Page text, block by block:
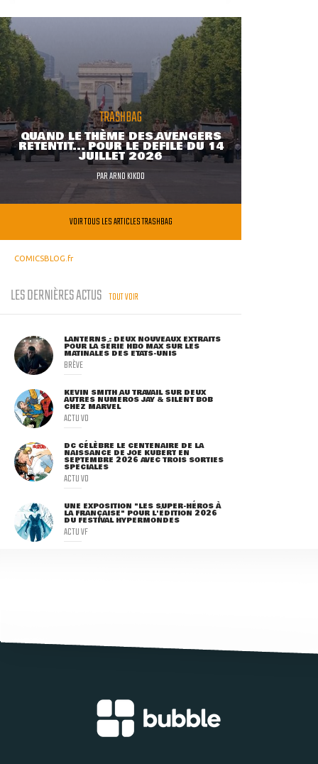
TRASHBAG
QUAND LE THÈME DES AVENGERS
RETENTIT... POUR LE DÉFILÉ DU 14
JUILLET 2026
PARARNO KIKOO
VOIR TOUS LES ARTICLES TRASHBAG
COMICSBLOG.fr
LES DERNIÈRES ACTUS TOUT VOIR
LANTERNS : DEUX NOUVEAUX EXTRAITS
POUR LA SÉRIE HBO MAX SUR LES
MATINALES DES ETATS-UNIS
BRÈVE
KEVIN SMITH AU TRAVAIL SUR DEUX
AUTRES NUMÉROS JAY & SILENT BOB
CHEZ MARVEL
ACTU VO
DC CÉLÈBRE LE CENTENAIRE DE LA
NAISSANCE DE JOE KUBERT EN
SEPTEMBRE 2026 AVEC TROIS SORTIES
SPÉCIALES
ACTU VO
UNE EXPOSITION "LES SUPER-HÉROS À
LA FRANÇAISE" POUR L'ÉDITION 2026
DU FESTIVAL HYPERMONDES
ACTU VF